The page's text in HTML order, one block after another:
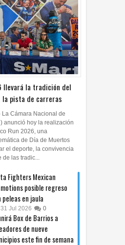
llevará la tradición del
la pista de carreras
Cámara Nacional de
anunció hoy la realización
Run 2026, una
de Día de Muertos
el deporte, la convivencia
de las tradic...
Fighters Mexican
posible regreso
peleas en jaula
31 Jul 2026 0
Box de Barrios a
de nueve
este fin de semana